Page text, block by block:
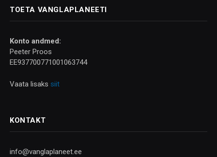
TOETA VANGLAPLANEETI
Konto andmed:
Peeter Proos
EE937700771001063744
Vaata lisaks siit
KONTAKT
info@vanglaplaneet.ee